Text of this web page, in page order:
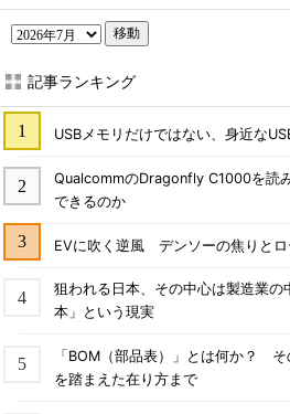
移動
記事ランキング
USBメモリだけではない、身近な
QualcommのDragonfly C1000を読
できるのか
EVに吹く逆風 デンソーの焦りとロ
狙われる日本、その中心は製造業
本」という現実
「BOM（部品表）」とは何か？
を踏まえた在り方まで